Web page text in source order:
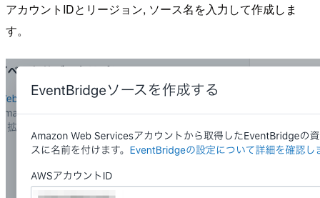
アカウントIDとリージョン, ソース名を入力して作成しま
す。